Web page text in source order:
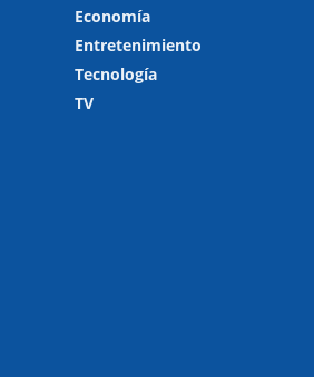
Economía
Entretenimiento
Tecnología
TV